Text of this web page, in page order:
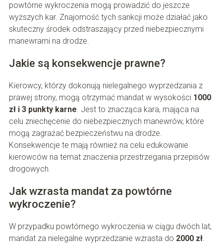
powtórne wykroczenia mogą prowadzić do jeszcze
wyższych kar. Znajomość tych sankcji może działać jako
skuteczny środek odstraszający przed niebezpiecznymi
manewrami na drodze.
Jakie są konsekwencje prawne?
Kierowcy, którzy dokonują nielegalnego wyprzedzania z
prawej strony, mogą otrzymać mandat w wysokości 1000
zł i 3 punkty karne. Jest to znacząca kara, mająca na
celu zniechęcenie do niebezpiecznych manewrów, które
mogą zagrażać bezpieczeństwu na drodze.
Konsekwencje te mają również na celu edukowanie
kierowców na temat znaczenia przestrzegania przepisów
drogowych.
Jak wzrasta mandat za powtórne
wykroczenie?
W przypadku powtórnego wykroczenia w ciągu dwóch lat,
mandat za nielegalne wyprzedzanie wzrasta do 2000 zł.